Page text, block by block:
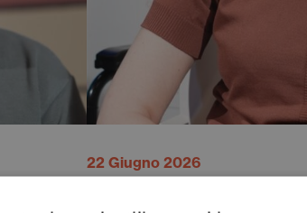
22 Giugno 2026
Il corpo